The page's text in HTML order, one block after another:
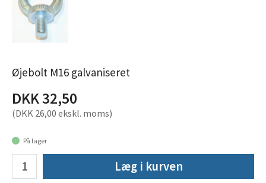
Øjebolt M16 galvaniseret
DKK 32,50
(DKK 26,00 ekskl. moms)
På lager
Læg i kurven